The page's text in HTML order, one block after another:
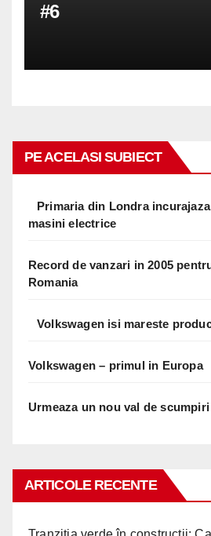
#6
PE ACELASI SUBIECT
Primaria din Londra
masini electrice
Record de vanzari in 2005
Romania
Volkswagen isi mareste
Volkswagen – primul in Europa
Urmeaza un nou val de
ARTICOLE RECENTE